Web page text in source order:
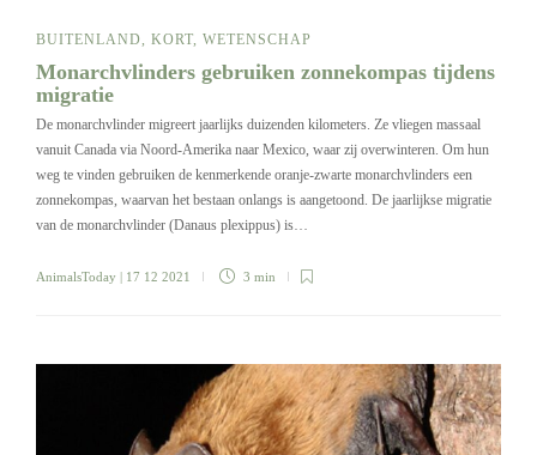
BUITENLAND KORT WETENSCHAP
Monarchvlinders gebruiken zonnekompas tijdens
migratie
De monarchvlinder migreert jaarlijks duizenden kilometers. Ze vliegen massaal
vanuit Canada via Noord-Amerika naar Mexico, waar zij overwinteren. Om hun
weg te vinden gebruiken de kenmerkende oranje-zwarte monarchvlinders een
zonnekompas, waarvan het bestaan onlangs is aangetoond. De jaarlijkse migratie
van de monarchvlinder (Danaus plexippus) is…
AnimalsToday | 17 12 2021 3 min